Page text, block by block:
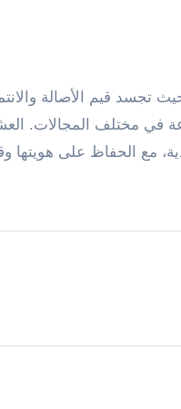
تجسد قيم الأصالة
في مختلف المجالات.
مع الحفاظ على هويتها